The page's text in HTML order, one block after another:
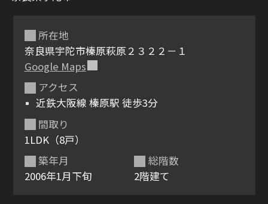
ShaMaison STYLE
シャーメゾンショップを探す
らくらく内見
シャーメゾンライフサポート
自立型サービス付き・シニア向け
所在地
奈良県宇陀市榛原萩原２３２２－１
Google Maps
アクセス
近鉄大阪線 榛原駅 徒歩3分
築年月
2006年1月下旬
間取り
1LDK（8戸）
総階数
2階建て